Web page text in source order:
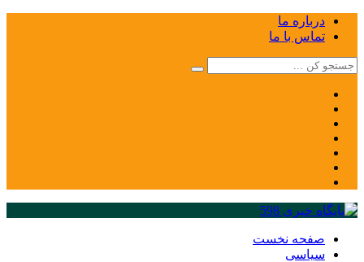
درباره ما
تماس با ما
صفحه نخست
سیاسی